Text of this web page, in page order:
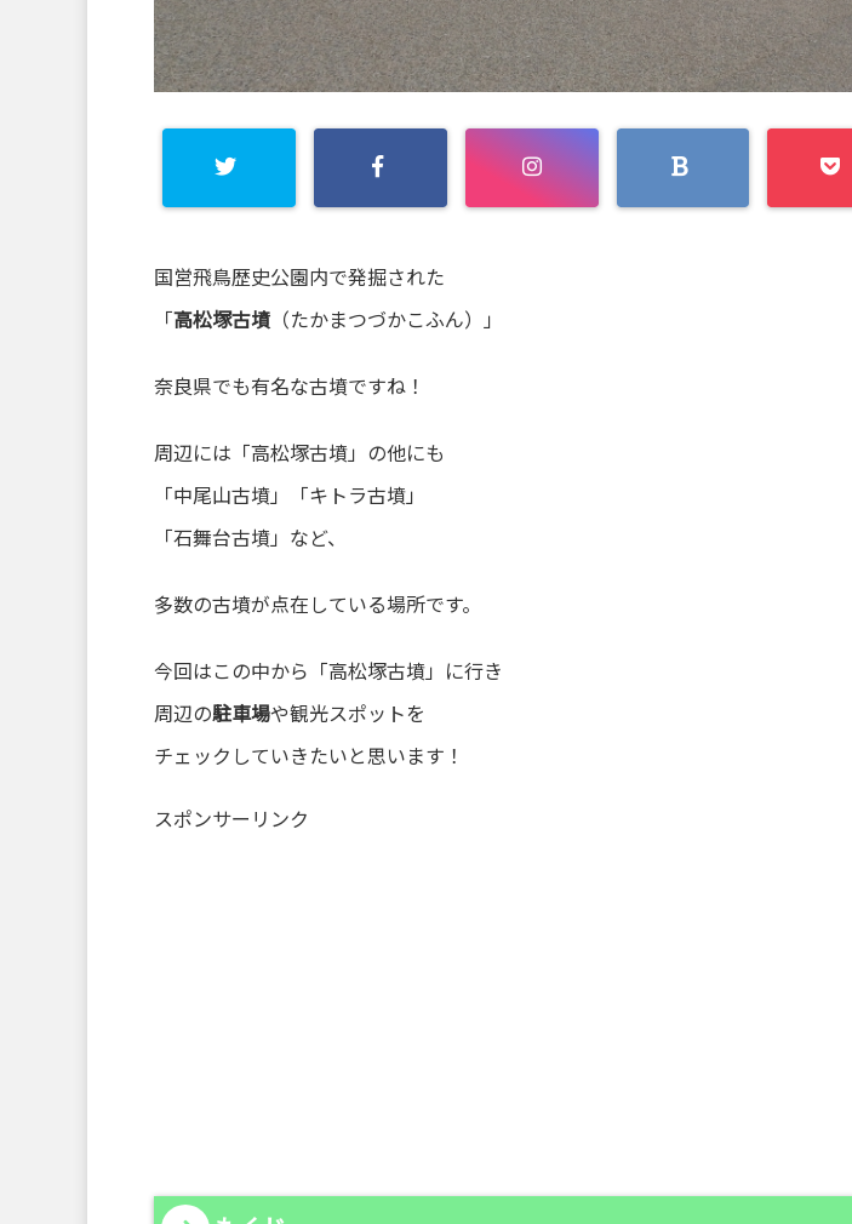
国営飛鳥歴史公園内で発掘された
「 高松塚古墳 （たかまつづかこふん）」
奈良県でも有名な古墳ですね！
周辺には「高松塚古墳」の他にも
「中尾山古墳」「キトラ古墳」
「石舞台古墳」など、
多数の古墳が点在している場所です。
今回はこの中から「高松塚古墳」に行き
周辺の駐車場や観光スポットを
チェックしていきたいと思います！
スポンサーリンク